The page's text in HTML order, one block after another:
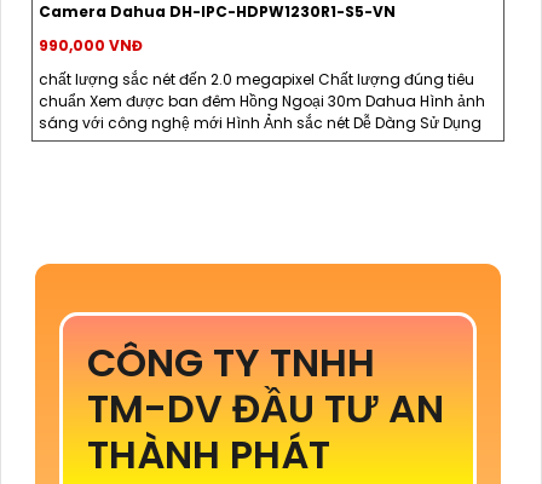
Camera Dahua DH-IPC-HDPW1230R1-S5-VN
990,000 VNĐ
chất lượng sắc nét đến 2.0 megapixel Chất lượng đúng tiêu
chuẩn Xem được ban đêm Hồng Ngoại 30m Dahua Hình ảnh
sáng với công nghệ mới Hình Ảnh sắc nét Dễ Dàng Sử Dụng
CÔNG TY TNHH
TM-DV ĐẦU TƯ AN
THÀNH PHÁT